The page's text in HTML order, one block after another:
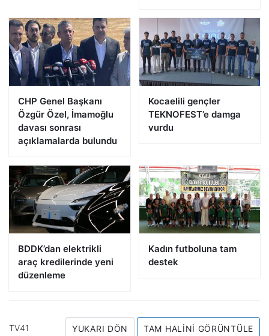
CHP Genel Başkanı
Özgür Özel, İmamoğlu
davası sonrası
açıklamalarda bulundu
Kocaelili gençler
TEKNOFEST’e damga
vurdu
BDDK’dan elektrikli
araç kredilerinde yeni
düzenleme
Kadın futboluna tam
destek
TV41 YUKARI DÖN TAM HALINI GÖRÜNTÜLE